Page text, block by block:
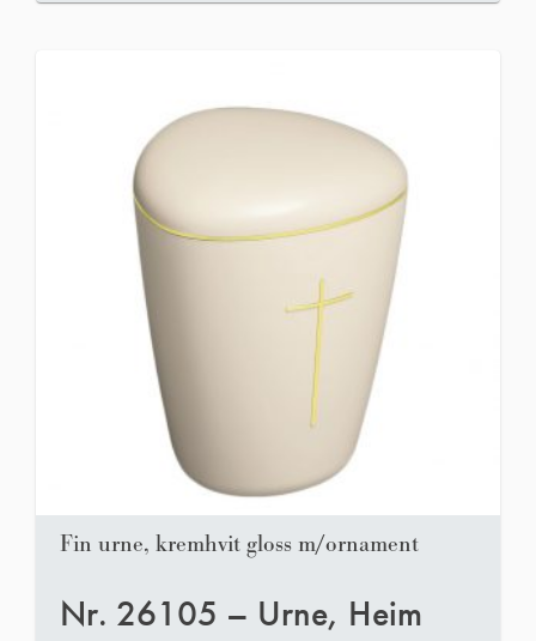
Fin urne, kremhvit gloss m/ornament
Nr. 26105 – Urne, Heim